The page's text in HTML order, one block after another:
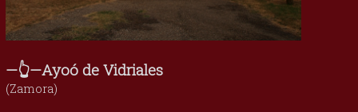
—👆—Ayoó de Vidriales
(Zamora)